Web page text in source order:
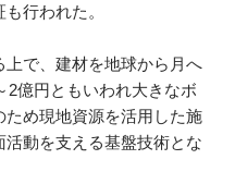
行われた。
で、建材を地球から月へ
2億円ともいわれ大きなボ
ため現地資源を活用した施
動を支える基盤技術とな